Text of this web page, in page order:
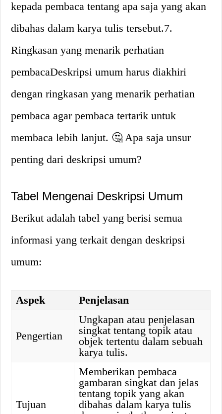
kepada pembaca tentang apa saja yang akan
dibahas dalam karya tulis tersebut.7.
Ringkasan yang menarik perhatian
pembacaDeskripsi umum harus diakhiri
dengan ringkasan yang menarik perhatian
pembaca agar pembaca tertarik untuk
membaca lebih lanjut. 🤔 Apa saja unsur
penting dari deskripsi umum?
Tabel Mengenai Deskripsi Umum
Berikut adalah tabel yang berisi semua
informasi yang terkait dengan deskripsi
umum:
Aspek Penjelasan
Pengertian
Ungkapan atau penjelasan
singkat tentang topik atau
objek tertentu dalam sebuah
karya tulis.
Tujuan
Memberikan pembaca
gambaran singkat dan jelas
tentang topik yang akan
dibahas dalam karya tulis